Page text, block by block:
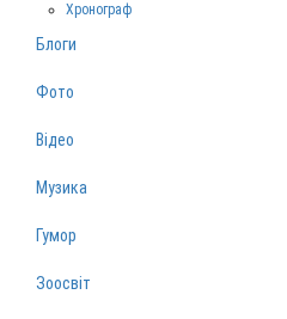
Хронограф
Блоги
Фото
Відео
Музика
Гумор
Зоосвіт